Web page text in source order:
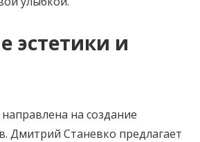
эстетики и
на создание
Дмитрий Станевко предлагает